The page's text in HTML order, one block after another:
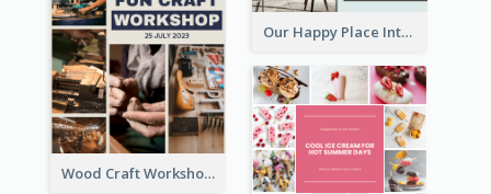
Our Happy Place Interior Photo Collage
Wood Craft Workshop Photo Collage